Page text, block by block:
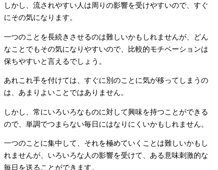
しかし、流されやすい人は周りの影響を受けやすいので、すぐ
にその気になります。
一つのことを長続きさせるのは難しいかもしれませんが、どん
なことでもその気になりやすいので、比較的モチベーションは
保ちやすいと言えるでしょう。
あれこれ手を付けては、すぐに別のことに気が移ってしまうの
は、あまりよいことではありません。
しかし、常にいろいろなものに対して興味を持つことができる
ので、単調でつまらない毎日にはなりにくいかもしれません。
一つのことに集中して、それを極めていくことは難しいかもし
れませんが、いろいろな人の影響を受けて、ある意味刺激的な
毎日を送ることができます。